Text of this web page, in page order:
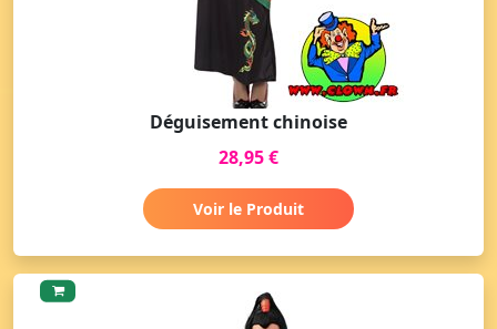
Déguisement chinoise
28,95 €
Voir le Produit